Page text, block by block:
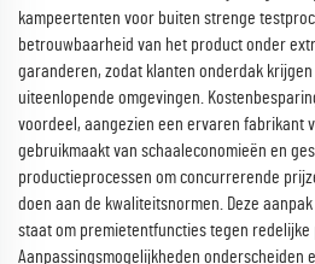
kampeertenten voor buiten strenge
betrouwbaarheid van het product onder
garanderen, zodat klanten onderdak
uiteenlopende omgevingen.
voordeel, aangezien een ervaren fabrikant
gebruikmaakt van schaaleconomieën en
productieprocessen om concurrerende
doen aan de kwaliteitsnormen. Deze
staat om premietentfuncties tegen redelijke
Aanpassingsmogelijkheden onderscheiden